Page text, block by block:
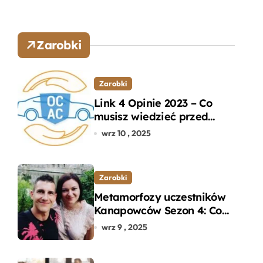
Zarobki
Zarobki
Link 4 Opinie 2023 – Co
musisz wiedzieć przed
wyborem ubezpieczenia
wrz 10 , 2025
Zarobki
Metamorfozy uczestników
Kanapowców Sezon 4: Co
naprawdę zaskoczyło
wrz 9 , 2025